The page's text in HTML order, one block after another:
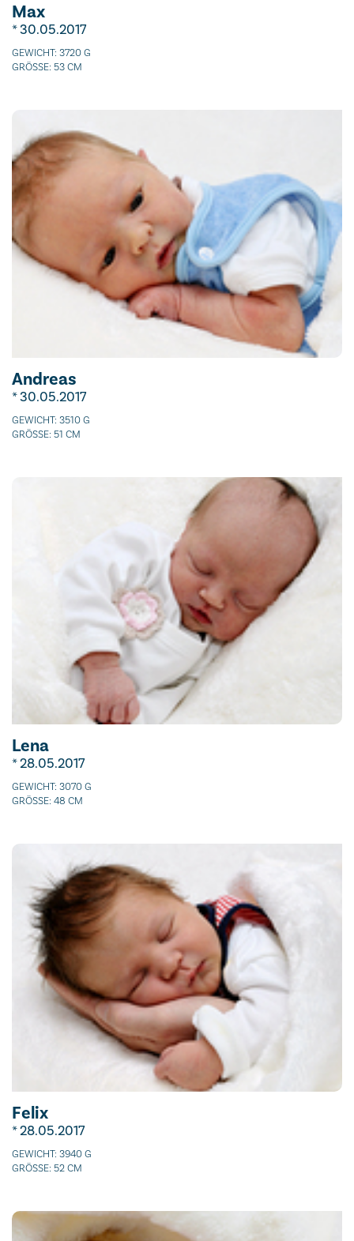
Max
* 30.05.2017
GEWICHT: 3720 G
GRÖSSE: 53 CM
Andreas
* 30.05.2017
GEWICHT: 3510 G
GRÖSSE: 51 CM
Lena
* 28.05.2017
GEWICHT: 3070 G
GRÖSSE: 48 CM
Felix
* 28.05.2017
GEWICHT: 3940 G
GRÖSSE: 52 CM